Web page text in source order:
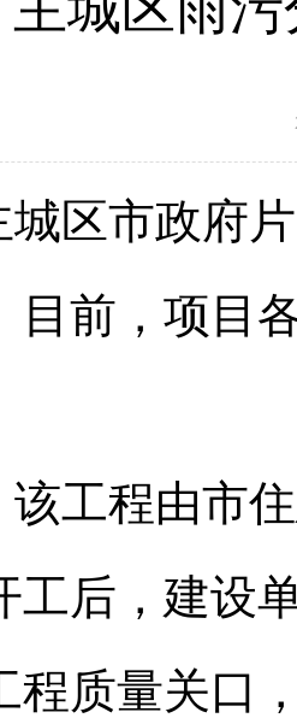
城区市政府
目前，项目
该工程由市
工后，建设
程质量关口